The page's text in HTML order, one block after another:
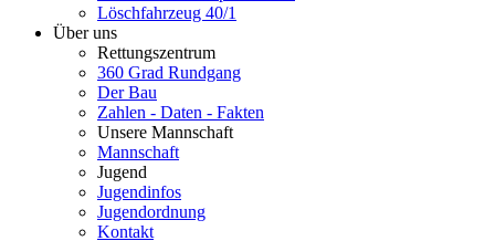
Löschfahrzeug 40/1
Über uns
Rettungszentrum
360 Grad Rundgang
Der Bau
Zahlen - Daten - Fakten
Unsere Mannschaft
Mannschaft
Jugend
Jugendinfos
Jugendordnung
Kontakt